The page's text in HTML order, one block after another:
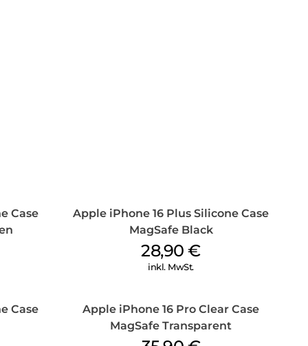
Case
Apple iPhone 16 Plus Silicone Case
MagSafe Black
28,90€
inkl. MwSt.
Case
Apple iPhone 16 Pro Clear Case
MagSafe Transparent